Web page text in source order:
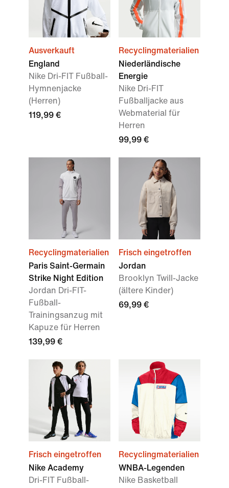
Ausverkauft
England
Nike Dri-FIT Fußball-
Hymnenjacke
(Herren)
119,99 €
Recyclingmaterialien
Niederländische
Energie
Nike Dri-FIT
Fußballjacke aus
Webmaterial für
Herren
99,99 €
Recyclingmaterialien
Paris Saint-Germain
Strike Night Edition
Jordan Dri-FIT-
Fußball-
Trainingsanzug mit
Kapuze für Herren
139,99 €
Frisch eingetroffen
Jordan
Brooklyn Twill-Jacke
(ältere Kinder)
69,99 €
Frisch eingetroffen
Nike Academy
Dri-FIT Fußball-
Recyclingmaterialien
WNBA-Legenden
Nike Basketball